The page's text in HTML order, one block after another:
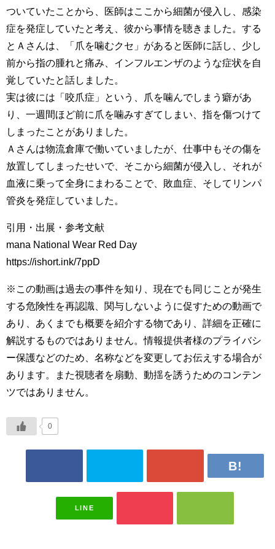
ついていたことから、医師はここから細菌が侵入し、感染
症を発症していたと考え、彼から事情を聴きました。する
とＡさんは、「爪を噛むクセ」があると医師に話し、少し
前から指の腫れと痛み、インフルエンザのような症状を自
覚していたと話しました。
実は彼には「咬爪症」という、爪を噛んでしまう癖があ
り、一週間ほど前に爪を噛みすぎてしまい、指を傷つけて
しまったことがありました。
Ａさんは物流倉庫で働いていましたが、仕事中もその傷を
放置してしまったせいで、そこから細菌が侵入し、それが
血液に乗って全身にまわることで、敗血症、そしてリンパ
管炎を発症していました。
引用・出展・参考文献
mana National Wear Red Day
https://ishort.ink/7ppD
※この動画は過去の事件を知り、現在でも同じことが発生
する危険性を再認識、関与しないように促すための動画で
あり、あくまでも概要を紹介する物であり、詳細を正確に
解説するものではありません。情報提供者様のプライバシ
ー保護などのため、名称などを変更してお伝えする場合が
あります。また視聴者を扇動、動揺を誘うためのコンテン
ツではありません。
0
LINE